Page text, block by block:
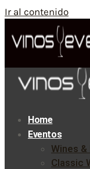
Ir al contenido
Home
Eventos
Wines
Classic